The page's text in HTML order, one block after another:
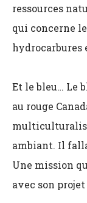
ressources
qui concerne
hydrocarbures
Et le bleu… Le
au rouge
ambiant. Il
Une mission
avec son